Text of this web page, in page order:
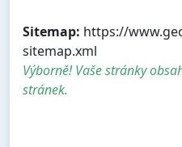
Sitemap: https://
sitemap.xml
Výborně! Vaše stránky
stránek.